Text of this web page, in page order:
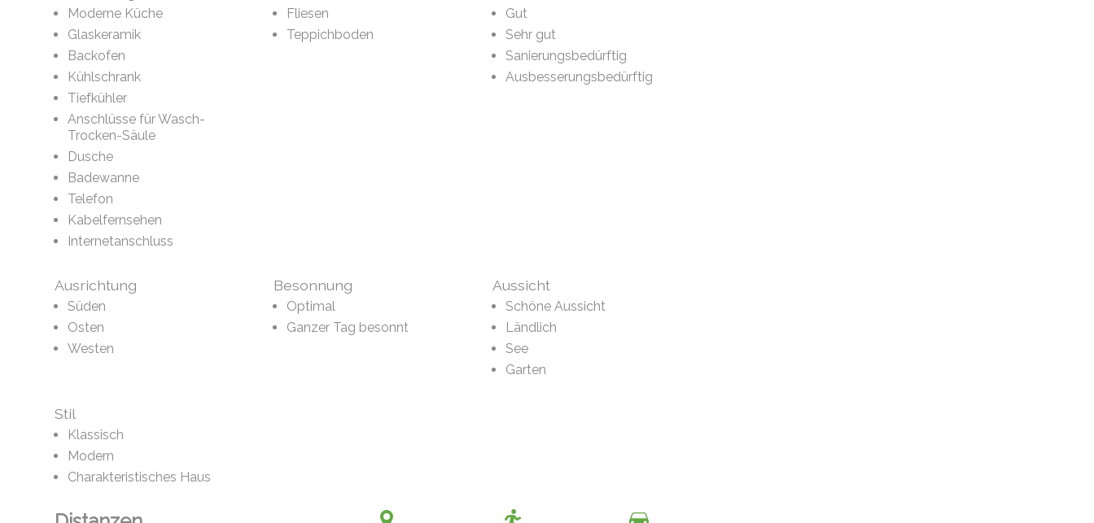
Moderne Küche
Glaskeramik
Backofen
Kühlschrank
Tiefkühler
Anschlüsse für Wasch-
Trocken-Säule
Dusche
Badewanne
Telefon
Kabelfernsehen
Internetanschluss
Fliesen
Teppichboden
Gut
Sehr gut
Sanierungsbedürftig
Ausbesserungsbedürftig
Ausrichtung
Süden
Osten
Westen
Besonnung
Optimal
Ganzer Tag besonnt
Aussicht
Schöne Aussicht
Ländlich
See
Garten
Stil
Klassisch
Modern
Charakteristisches Haus